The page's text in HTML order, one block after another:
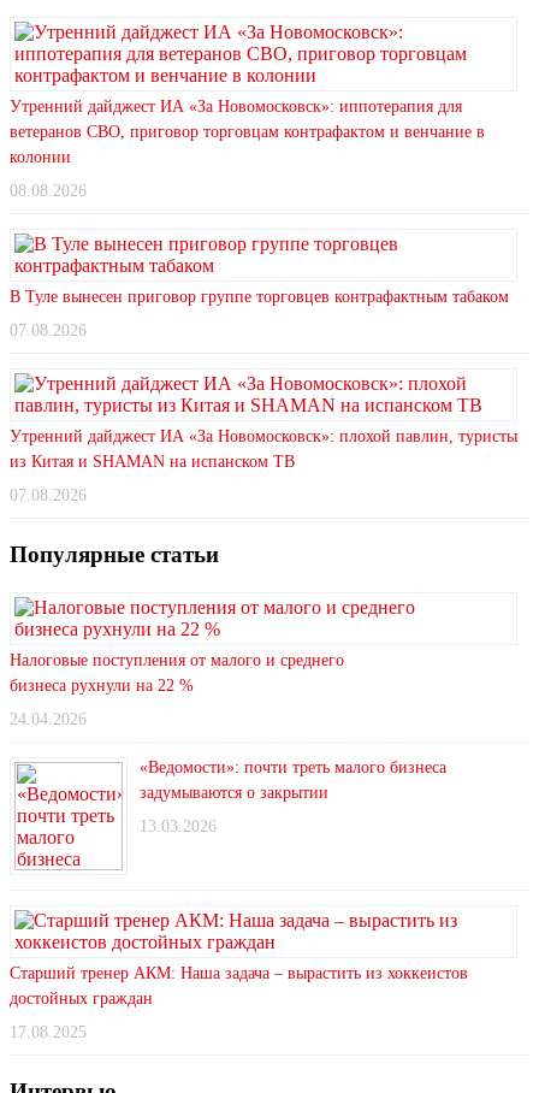
Утренний дайджест ИА «За Новомосковск»: иппотерапия для
ветеранов СВО, приговор торговцам контрафактом и венчание в
колонии
08.08.2026
В Туле вынесен приговор группе торговцев контрафактным табаком
07.08.2026
Утренний дайджест ИА «За Новомосковск»: плохой павлин, туристы
из Китая и SHAMAN на испанском ТВ
07.08.2026
Популярные статьи
Налоговые поступления от малого и среднего
бизнеса рухнули на 22 %
24.04.2026
«Ведомости»: почти треть малого бизнеса
задумываются о закрытии
13.03.2026
Старший тренер АКМ: Наша задача – вырастить из хоккеистов
достойных граждан
17.08.2025